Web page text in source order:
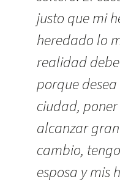
justo que mi
heredado lo
realidad
porque
ciudad,
alcanzar
cambio,
esposa y mis